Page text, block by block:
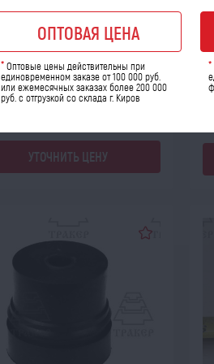
на STIHL MS-
270,280,(правый пе...
товара: 10402
УТОЧНИТЬ ЦЕНУ
ОПТОВАЯ ЦЕНА
*Оптовые цены действительны при
единовременном заказе от 100 000 руб.
или ежемесячных заказах более 200 000
руб. с отгрузкой со склада г. Киров
*